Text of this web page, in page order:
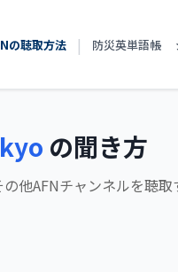
の聴取方法 | 防災英単語帳
の聞き方
他AFNチャンネルを聴取